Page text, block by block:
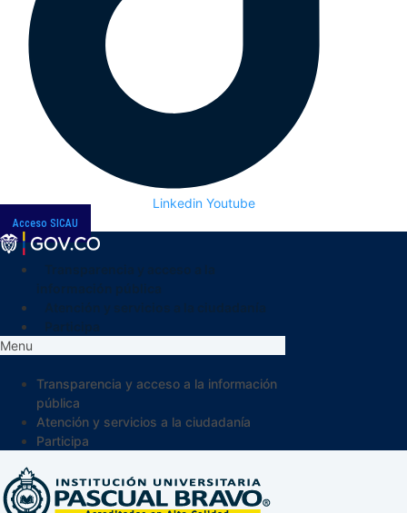
Linkedin Youtube
Acceso SICAU
Menu
Transparencia y acceso a la información
pública
Atención y servicios a la ciudadanía
Participa